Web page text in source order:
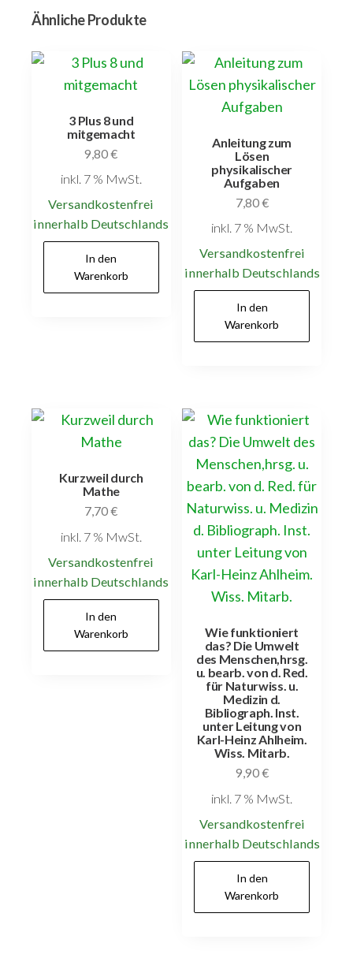
Ähnliche Produkte
3 Plus 8 und
mitgemacht
9,80€
inkl. 7 % MwSt.
Versandkostenfrei
innerhalb Deutschlands
In den
Warenkorb
Anleitung zum
Lösen
physikalischer
Aufgaben
7,80€
inkl. 7 % MwSt.
Versandkostenfrei
innerhalb Deutschlands
In den
Warenkorb
Kurzweil durch
Mathe
7,70€
inkl. 7 % MwSt.
Versandkostenfrei
innerhalb Deutschlands
In den
Warenkorb
Wie funktioniert
das? Die Umwelt
des Menschen,hrsg.
u. bearb. von d. Red.
für Naturwiss. u.
Medizin d.
Bibliograph. Inst.
unter Leitung von
Karl-Heinz Ahlheim.
Wiss. Mitarb.
9,90€
inkl. 7 % MwSt.
Versandkostenfrei
innerhalb Deutschlands
In den
Warenkorb